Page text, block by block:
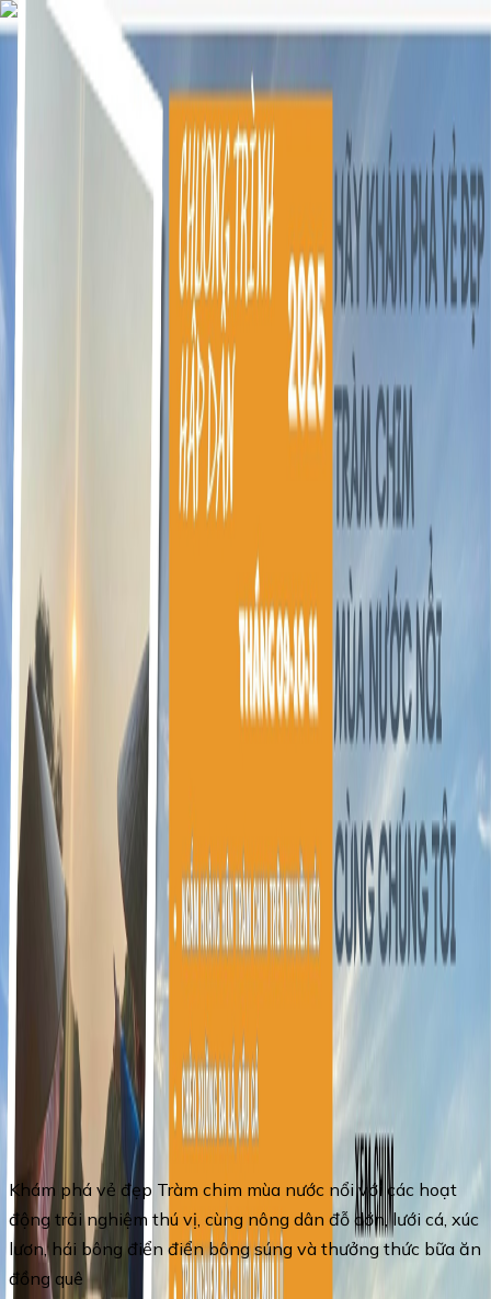
Home
Viet Nam Tours
TOUR TRÀM CHIM - VỀ QUÊ MÙA NƯỚC NỔI 2N1Đ
TOUR TRÀM CHIM - VỀ QUÊ MÙA
NƯỚC NỔI 2N1Đ
Tour highlights
Khám phá vẻ đẹp Tràm chim mùa nước nổi với các hoạt
động trải nghiệm thú vị, cùng nông dân đỗ dớn, lưới cá, xúc
lươn, hái bông điển điển bông súng và thưởng thức bữa ăn
đồng quê